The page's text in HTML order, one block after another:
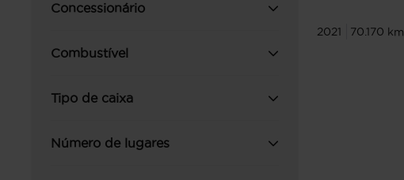
Concessionário
Combustível
Tipo de caixa
Número de lugares
2021 70.170 km